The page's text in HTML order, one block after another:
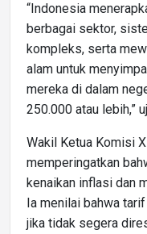
“Indonesia
berbagai sektor,
kompleks, serta
alam untuk
mereka di dalam
250.000 atau lebih,”
Wakil Ketua Komisi
memperingatkan
kenaikan inflasi dan
Ia menilai bahwa
jika tidak segera